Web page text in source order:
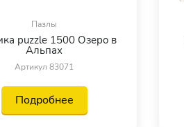
Пазлы
puzzle 1500 Озеро в
Альпах
Артикул 83071
Подробнее